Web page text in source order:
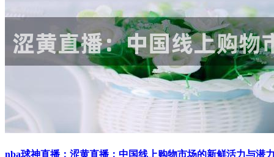
nba球神直播：涩黄直播：中国线上购物市场的新鲜活力与潜